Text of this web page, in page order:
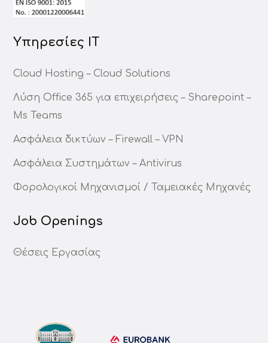
Υπηρεσίες ΙΤ
Cloud Hosting – Cloud Solutions
Λύση Office 365 για επιχειρήσεις – Sharepoint –
Ms Teams
Ασφάλεια δικτύων – Firewall – VPN
Ασφάλεια Συστημάτων – Antivirus
Φορολογικοί Μηχανισμοί / Ταμειακές Μηχανές
Job Openings
Θέσεις Εργασίας